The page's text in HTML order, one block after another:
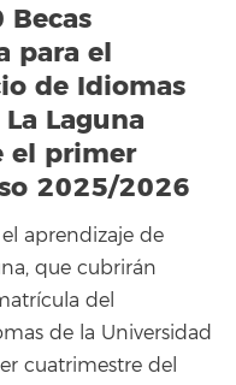
para el
de Idiomas
Laguna
el primer
2025/2026
aprendizaje de
que cubrirán
del
de la Universidad
cuatrimestre del